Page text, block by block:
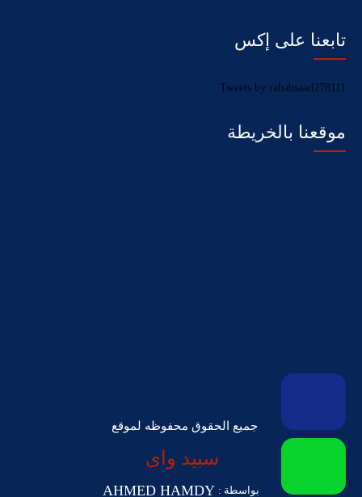
تابعنا على إكس
Tweets by rababsaad278111
موقعنا بالخريطة
جميع الحقوق محفوظه لموقع
سبيد واى
بواسطة : AHMED HAMDY